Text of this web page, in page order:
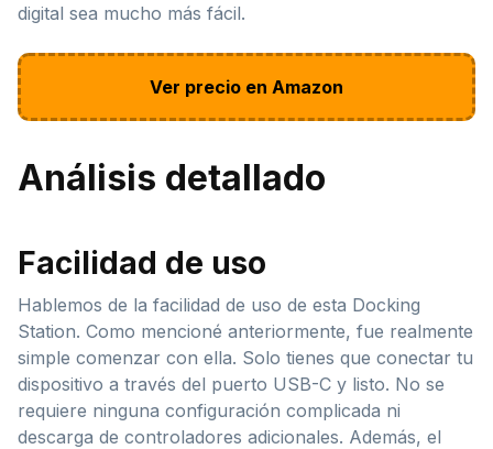
digital sea mucho más fácil.
Ver precio en Amazon
Análisis detallado
Facilidad de uso
Hablemos de la facilidad de uso de esta Docking
Station. Como mencioné anteriormente, fue realmente
simple comenzar con ella. Solo tienes que conectar tu
dispositivo a través del puerto USB-C y listo. No se
requiere ninguna configuración complicada ni
descarga de controladores adicionales. Además, el